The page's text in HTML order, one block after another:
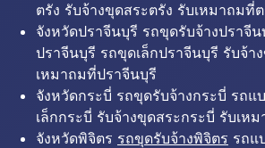
ตรัง รับจ้างขุดสระตรัง รับเหมาถมที่ต
จังหวัดปราจีนบุรี รถขุดรับจ้างปราจี
ปราจีนบุรี รถขุดเล็กปราจีนบุรี รับจ้า
เหมาถมที่ปราจีนบุรี
จังหวัดกระบี่ รถขุดรับจ้างกระบี่ รถแ
เล็กกระบี่ รับจ้างขุดสระกระบี่ รับเห
จังหวัดพิจิตร รถขุดรับจ้างพิจิตร รถแ